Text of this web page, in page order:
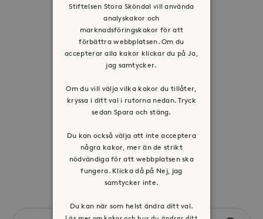
Om oss
Organisation
Historia
Riktlinje för personuppgifter
Visselblåsartjänst
Press & mediakontakt
Volontär hos Stora Sköndal
Stiftelsen Stora Sköndal vill använda
analyskakor och
marknadsföringskakor för att
förbättra webbplatsen. Om du
accepterar alla kakor klickar du på Ja,
jag samtycker.
Om du vill välja vilka kakor du tillåter,
kryssa i ditt val i rutorna nedan. Tryck
sedan Spara och stäng.
Du kan också välja att inte acceptera
några kakor, mer än de strikt
nödvändiga för att webbplatsen ska
fungera. Klicka då på Nej, jag
samtycker inte.
Du kan när som helst ändra ditt val.
Läs mer om kakor och hur du ändrar ditt